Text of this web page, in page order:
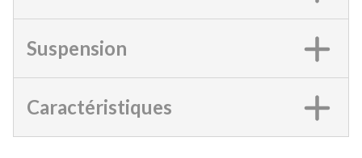
Suspension
Caractéristiques